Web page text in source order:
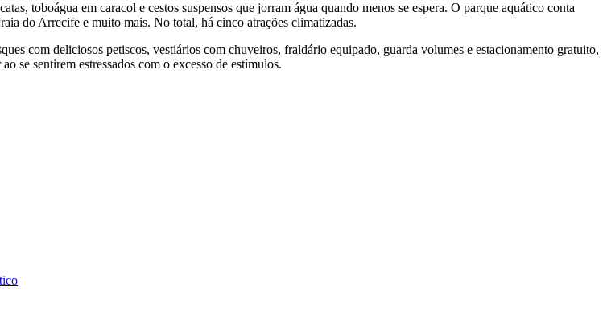
toboágua em caracol e cestos suspensos que jorram água quando menos se espera. O parque aquático conta
do Arrecife e muito mais. No total, há cinco atrações climatizadas.
com deliciosos petiscos, vestiários com chuveiros, fraldário equipado, guarda volumes e estacionamento gratuito,
se sentirem estressados com o excesso de estímulos.